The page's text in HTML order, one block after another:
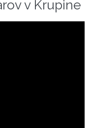
v Krupine